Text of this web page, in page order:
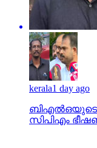
kerala1 day ago
ബിഎല്‍ഒയുടെ
സിപിഎം